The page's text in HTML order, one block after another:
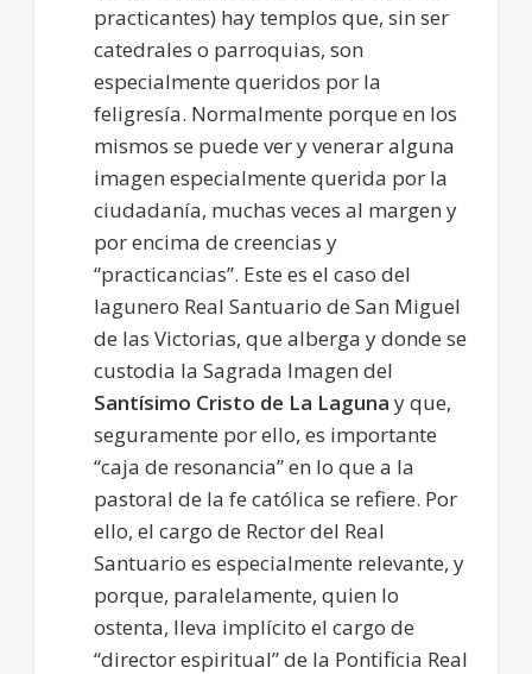
practicantes) hay templos que, sin ser
catedrales o parroquias, son
especialmente queridos por la
feligresía. Normalmente porque en los
mismos se puede ver y venerar alguna
imagen especialmente querida por la
ciudadanía, muchas veces al margen y
por encima de creencias y
“practicancias”. Este es el caso del
lagunero Real Santuario de San Miguel
de las Victorias, que alberga y donde se
custodia la Sagrada Imagen del
Santísimo Cristo de La Laguna y que,
seguramente por ello, es importante
“caja de resonancia” en lo que a la
pastoral de la fe católica se refiere. Por
ello, el cargo de Rector del Real
Santuario es especialmente relevante, y
porque, paralelamente, quien lo
ostenta, lleva implícito el cargo de
“director espiritual” de la Pontificia Real